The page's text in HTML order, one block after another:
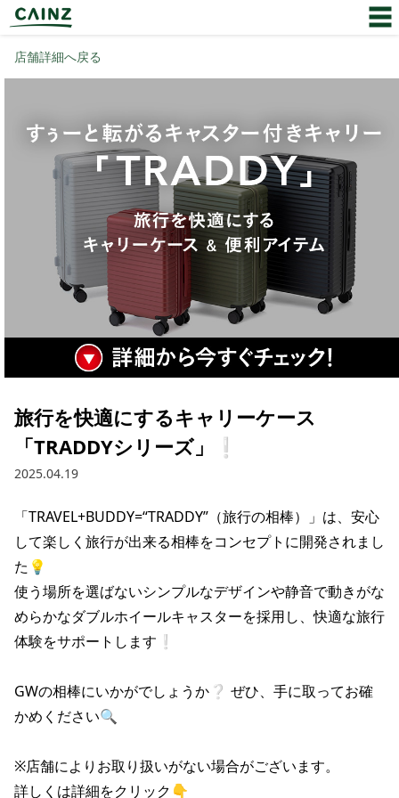
店舗詳細へ戻る
旅行を快適にするキャリーケース
「TRADDYシリーズ」❕
2025.04.19
「TRAVEL+BUDDY=“TRADDY”（旅行の相棒）」は、安心
して楽しく旅行が出来る相棒をコンセプトに開発されまし
た💡
使う場所を選ばないシンプルなデザインや静音で動きがな
めらかなダブルホイールキャスターを採用し、快適な旅行
体験をサポートします❕
GWの相棒にいかがでしょうか❔ ぜひ、手に取ってお確
かめください🔍
※店舗によりお取り扱いがない場合がございます。
詳しくは詳細をクリック👇